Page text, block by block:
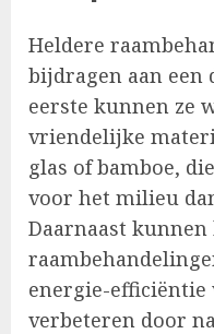
Heldere
bijdragen aan een
eerste kunnen ze
vriendelijke
glas of bamboe,
voor het milieu
Daarnaast kunnen
energie-efficiëntie
verbeteren door